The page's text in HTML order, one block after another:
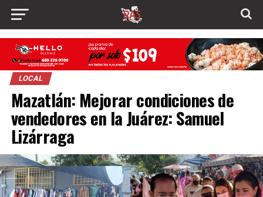
LOCAL
Mazatlán: Mejorar condiciones de
vendedores en la Juárez: Samuel
Lizárraga